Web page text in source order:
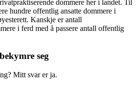
dommere her i landet. Til
hundre offentlig ansatte dommere i
Kanskje er antall
i ferd med å passere antall offentlig
seg
Mitt svar er ja.